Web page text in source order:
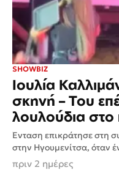
SHOWBIZ
Ιουλία
σκηνή – Του
λουλούδια στο
Ένταση επικράτησε στη
στην Ηγουμενίτσα, όταν
δίσκους με λουλούδια,
πριν 2 ημέρες